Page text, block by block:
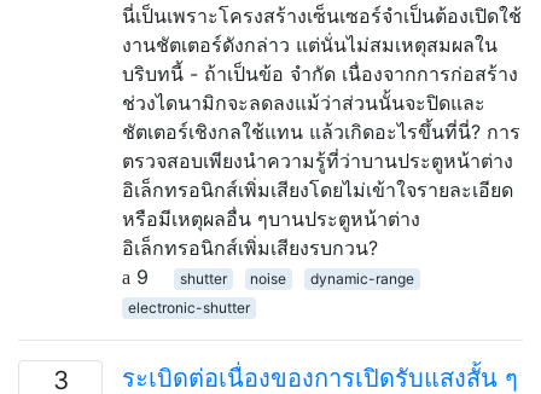
นี่เป็นเพราะโครงสร้างเซ็นเซอร์จำเป็นต้องเปิดใช้
งานชัตเตอร์ดังกล่าว แต่นั่นไม่สมเหตุสมผลใน
บริบทนี้ - ถ้าเป็นข้อ จำกัด เนื่องจากการก่อสร้าง
ช่วงไดนามิกจะลดลงแม้ว่าส่วนนั้นจะปิดและ
ชัตเตอร์เชิงกลใช้แทน แล้วเกิดอะไรขึ้นที่นี่? การ
ตรวจสอบเพียงนำความรู้ที่ว่าบานประตูหน้าต่าง
อิเล็กทรอนิกส์เพิ่มเสียงโดยไม่เข้าใจรายละเอียด
หรือมีเหตุผลอื่น ๆบานประตูหน้าต่าง
อิเล็กทรอนิกส์เพิ่มเสียงรบกวน?
9
shutter noise
dynamic-range
electronic-shutter
3
ระเบิดต่อเนื่องของการเปิดรับแสงสั้น ๆ